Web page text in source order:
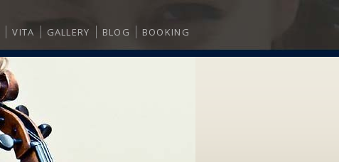
VITA GALLERY BLOG BOOKING